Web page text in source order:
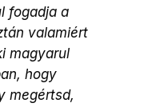
fogadja a
valamiért
magyarul
hogy
megértsd,